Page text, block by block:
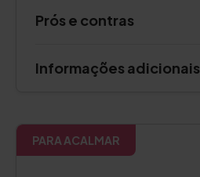
Prós e contras
Informações adicionais
PARA ACALMAR